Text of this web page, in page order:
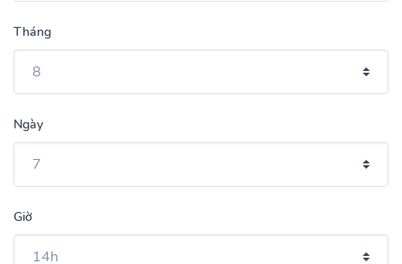
Tháng
Ngày
Giờ